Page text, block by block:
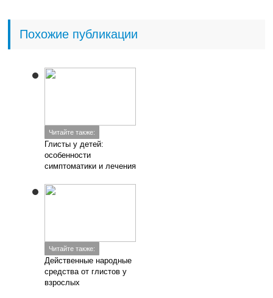
Похожие публикации
Читайте также:
Глисты у детей:
особенности
симптоматики и лечения
Читайте также:
Действенные народные
средства от глистов у
взрослых